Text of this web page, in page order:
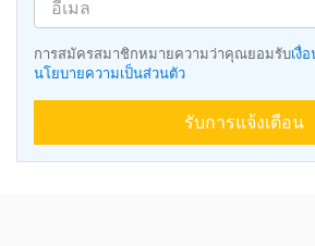
การสมัครสมาชิกหมายความว่าคุณยอมรับเงื่
นโยบายความเป็นส่วนตัว
รับการแจ้งเตือน